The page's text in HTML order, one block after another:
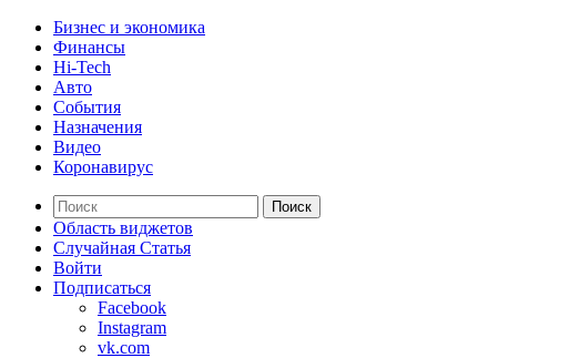
Бизнес и экономика
Финансы
Hi-Tech
Авто
События
Назначения
Видео
Коронавирус
Поиск
Область виджетов
Случайная Статья
Войти
Подписаться
Facebook
Instagram
vk.com